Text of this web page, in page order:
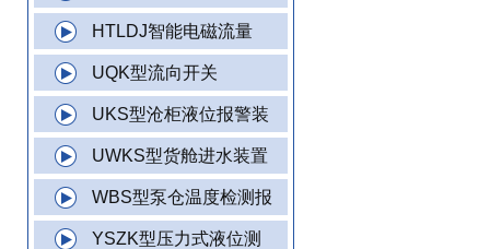
HTLDJ智能电磁流量
UQK型流向开关
UKS型沧柜液位报警装
UWKS型货舱进水装置
WBS型泵仓温度检测报
YSZK型压力式液位测